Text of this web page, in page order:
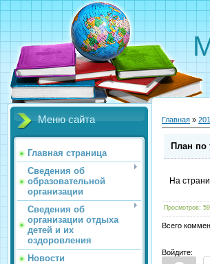
Меню сайта
Главная страница
Сведения об
образовательной
организации
Сведения об
организации отдыха
детей и их
оздоровления
Новости
Главная »
План по
На
Просмотров:
Всего
Войдите: